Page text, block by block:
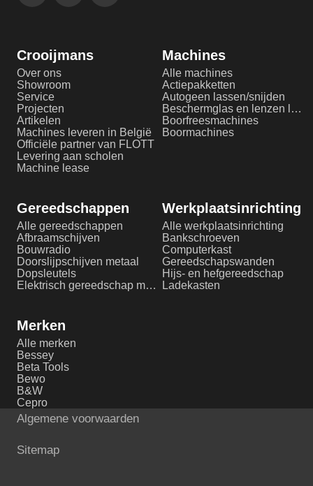
Crooijmans
Over ons
Showroom
Service
Projecten
Artikelen
Machines leveren in België
Officiële partner van FLOTT
Levering aan scholen
Machine lease
Machines
Alle machines
Actiepakketten
Autogeen lassen/snijden
Beschermglas en lenzen laserlassen
Boorfreesmachines
Boormachines
Gereedschappen
Alle gereedschappen
Afbraamschijven
Bouwradio
Doorslijpschijven metaal
Dopsleutels
Elektrisch gereedschap metaalbewerking
Werkplaatsinrichting
Alle werkplaatsinrichting
Bankschroeven
Computerkast
Gereedschapswanden
Hijs- en hefgereedschap
Ladekasten
Merken
Alle merken
Bessey
Beta Tools
Bewo
B&W
Cepro
Algemene voorwaarden
Sitemap